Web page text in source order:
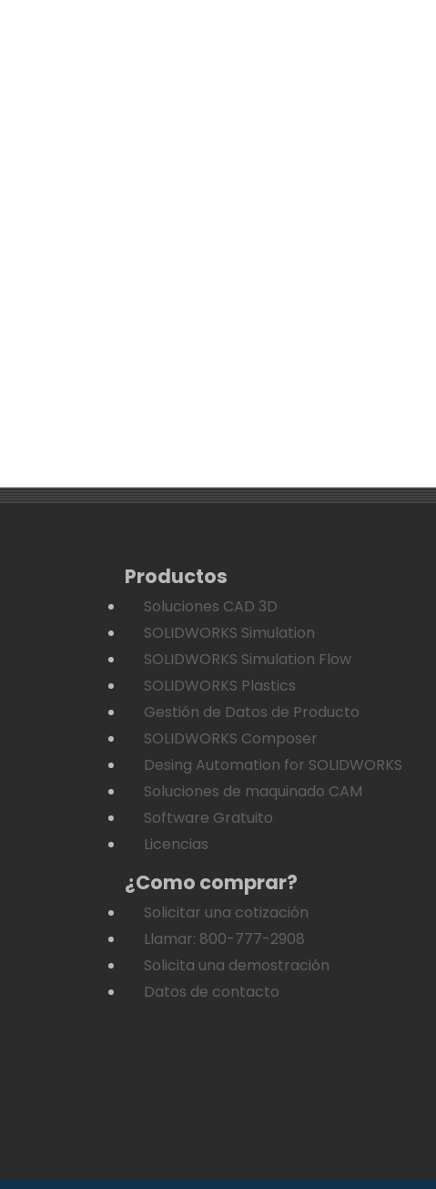
Productos
Soluciones CAD 3D
SOLIDWORKS Simulation
SOLIDWORKS Simulation Flow
SOLIDWORKS Plastics
Gestión de Datos de Producto
SOLIDWORKS Composer
Desing Automation for SOLIDWORKS
Soluciones de maquinado CAM
Software Gratuito
Licencias
¿Como comprar?
Solicitar una cotización
Llamar: 800-777-2908
Solicita una demostración
Datos de contacto